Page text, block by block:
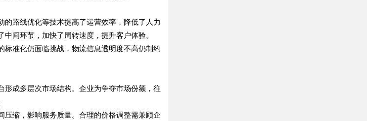
路线优化等技术提高了运营效率，降低了人力
间环节，加快了周转速度，提升客户体验。
准化仍面临挑战，物流信息透明度不高仍制约
成多层次市场结构。企业为争夺市场份额，往
缩，影响服务质量。合理的价格调整需兼顾企